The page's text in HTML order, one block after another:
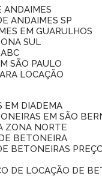
ANDAIMES
ANDAIMES SP
EM GUARULHOS
SUL
SÃO PAULO
LOCAÇÃO
EM DIADEMA
EM SÃO
ZONA NORTE
BETONEIRA
BETONEIRAS
DE LOCAÇÃO DE